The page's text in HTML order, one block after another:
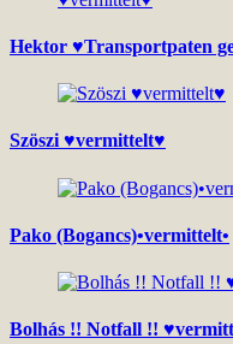
Hektor ♥Transportpaten
Szöszi ♥vermittelt♥
Pako (Bogancs)•vermittelt•
Bolhás !! Notfall !!